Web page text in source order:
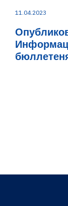
11.04.2023